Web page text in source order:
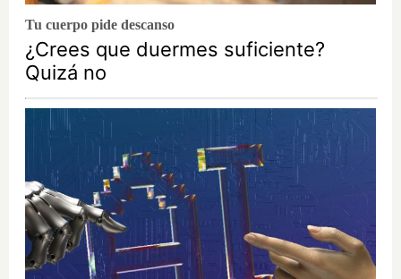
Tu cuerpo pide descanso
¿Crees que duermes suficiente?
Quizá no